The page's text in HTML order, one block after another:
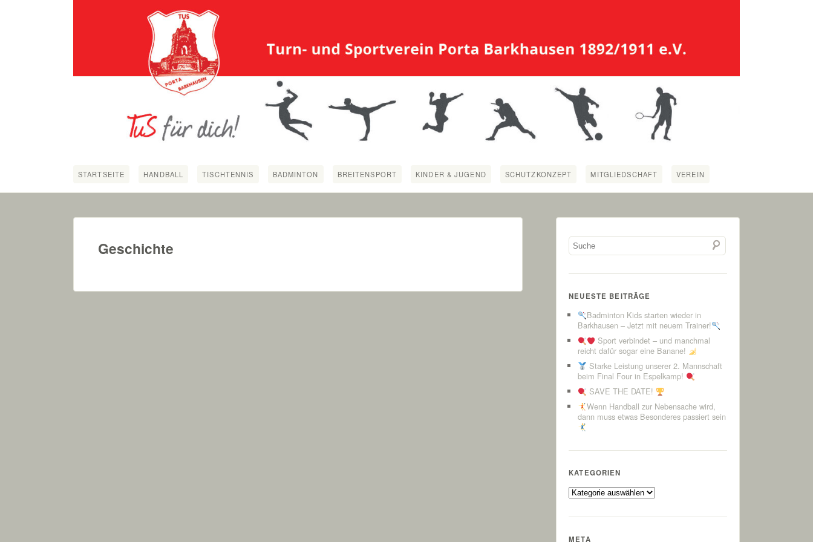
STARTSEITE HANDBALL TISCHTENNIS BADMINTON BREITENSPORT KINDER & JUGEND SCHUTZKONZEPT MITGLIEDSCHAFT VEREIN
Geschichte
NEUESTE BEITRÄGE
Badminton Kids starten wieder in
Barkhausen – Jetzt mit neuem Trainer!
Sport verbindet – und manchmal
reicht dafür sogar eine Banane!
Starke Leistung unserer 2. Mannschaft
beim Final Four in Espelkamp!
SAVE THE DATE!
Wenn Handball zur Nebensache wird,
dann muss etwas Besonderes passiert sein
KATEGORIEN
Kategorien
META